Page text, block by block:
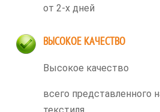
от 2-х дней
ВЫСОКОЕ КАЧЕСТВО
Высокое качество
всего представленного